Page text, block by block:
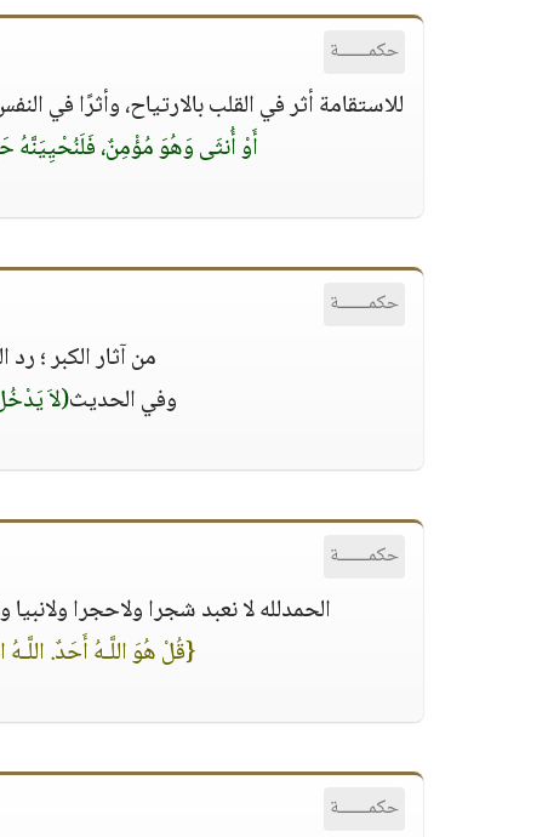
حكمــــــة
للاستقامة أثر في القلب بالارتياح، وأثرًا في
أَوْ أُنثَى وَهُوَ مُؤْمِنٌ، فَلَنُحْيِيَنَّهُ
حكمــــــة
‏من آثار الكبر ؛
‏وفي الحديث(لاَ
حكمــــــة
الحمدلله لا نعبد شجرا ولاحجرا ولانبيا
{قُلْ هُوَ اللَّـهُ أَحَدٌ.
حكمــــــة